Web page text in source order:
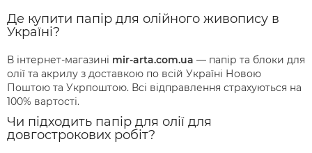
Де купити папір для олійного живопису в
Україні?
В інтернет-магазині mir-arta.com.ua — папір та блоки для
олії та акрилу з доставкою по всій Україні Новою
Поштою та Укрпоштою. Всі відправлення страхуються на
100% вартості.
Чи підходить папір для олії для
довгострокових робіт?